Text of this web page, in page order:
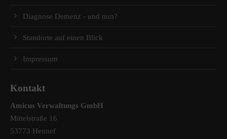
Diagnose Demenz - und nun?
Standorte auf einen Blick
Impressum
Kontakt
Amicus Verwaltungs GmbH
Mittelstraße 16
53773 Hennef